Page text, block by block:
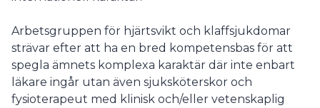
Arbetsgruppen för hjärtsvikt och klaffsjukdomar
strävar efter att ha en bred kompetensbas för att
spegla ämnets komplexa karaktär där inte enbart
läkare ingår utan även sjuksköterskor och
fysioterapeut med klinisk och/eller vetenskaplig